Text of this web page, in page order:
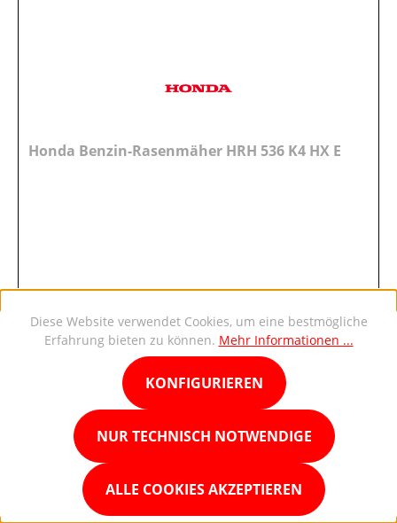
Honda Benzin-Rasenmäher HRH 536 K4 HX E
2.269,00 €*
UVP: 2.639,00 €*
Diese Website verwendet Cookies, um eine bestmögliche
Erfahrung bieten zu können. Mehr Informationen ...
NUR TECHNISCH NOTWENDIGE
KONFIGURIEREN
ALLE COOKIES AKZEPTIEREN